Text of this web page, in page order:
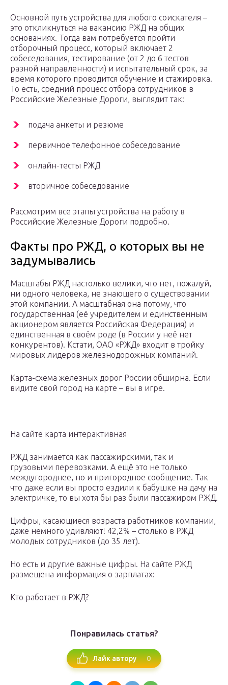
Основной путь устройства для любого соискателя –
это откликнуться на вакансию РЖД на общих
основаниях. Тогда вам потребуется пройти
отборочный процесс, который включает 2
собеседования, тестирование (от 2 до 6 тестов
разной направленности) и испытательный срок, за
время которого проводится обучение и стажировка.
То есть, средний процесс отбора сотрудников в
Российские Железные Дороги, выглядит так:
подача анкеты и резюме
первичное телефонное собеседование
онлайн-тесты РЖД
вторичное собеседование
Рассмотрим все этапы устройства на работу в
Российские Железные Дороги подробно.
Факты про РЖД, о которых вы не
задумывались
Масштабы РЖД настолько велики, что нет, пожалуй,
ни одного человека, не знающего о существовании
этой компании. А масштабная она потому, что
государственная (её учредителем и единственным
акционером является Российская Федерация) и
единственная в своём роде (в России у неё нет
конкурентов). Кстати, ОАО «РЖД» входит в тройку
мировых лидеров железнодорожных компаний.
Карта-схема железных дорог России обширна. Если
видите свой город на карте – вы в игре.
На сайте карта интерактивная
РЖД занимается как пассажирскими, так и
грузовыми перевозками. А ещё это не только
междугороднее, но и пригородное сообщение. Так
что даже если вы просто ездили к бабушке на дачу на
электричке, то вы хотя бы раз были пассажиром РЖД.
Цифры, касающиеся возраста работников компании,
даже немного удивляют! 42,2% – столько в РЖД
молодых сотрудников (до 35 лет).
Но есть и другие важные цифры. На сайте РЖД
размещена информация о зарплатах:
Кто работает в РЖД?
Понравилась статья?
Лайк автору 0